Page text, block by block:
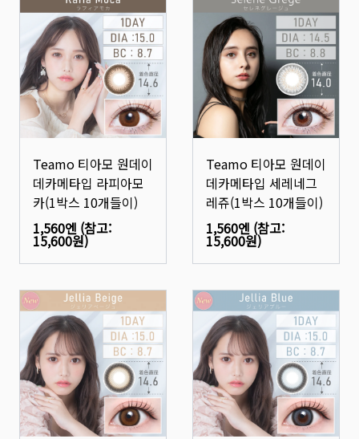
Teamo 티아모 원데이
데카메타입 라피아모
카(1박스 10개들이)
1,560엔 (참고:
15,600원)
Teamo 티아모 원데이
데카메타입 세레네그
레쥬(1박스 10개들이)
1,560엔 (참고:
15,600원)